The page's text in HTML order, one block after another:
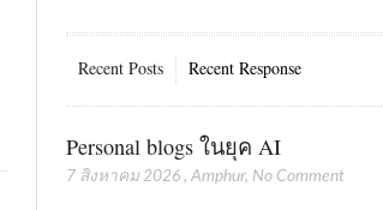
Recent Posts Recent Response
Personal blogs ในยุค AI
7 สิงหาคม 2026 ,Amphur, No Comment